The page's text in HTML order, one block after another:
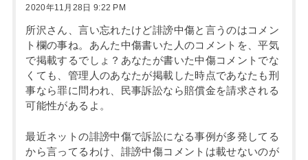
2020年11月28日 9:22 PM
所沢さん、言い忘れたけど誹謗中傷と言うのはコメン
ト欄の事ね。あんた中傷書いた人のコメントを、平気
で掲載するでしょ？あなたが書いた中傷コメントでな
くても、管理人のあなたが掲載した時点であなたも刑
事なら罪に問われ、民事訴訟なら賠償金を請求される
可能性があるよ。
最近ネットの誹謗中傷で訴訟になる事例が多発してる
から言ってるわけ、誹謗中傷コメントは載せないのが